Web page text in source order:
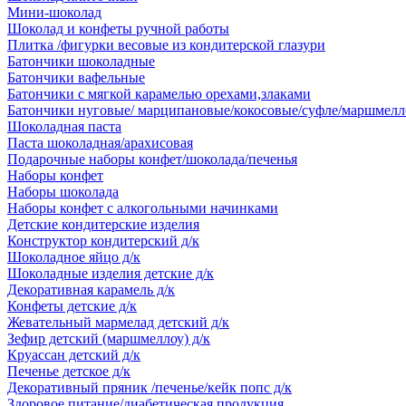
Мини-шоколад
Шоколад и конфеты ручной работы
Плитка /фигурки весовые из кондитерской глазури
Батончики шоколадные
Батончики вафельные
Батончики с мягкой карамелью орехами,злаками
Батончики нуговые/ марципановые/кокосовые/суфле/
Шоколадная паста
Паста шоколадная/арахисовая
Подарочные наборы конфет/шоколада/печенья
Наборы конфет
Наборы шоколада
Наборы конфет с алкогольными начинками
Детские кондитерские изделия
Конструктор кондитерский д/к
Шоколадное яйцо д/к
Шоколадные изделия детские д/к
Декоративная карамель д/к
Конфеты детские д/к
Жевательный мармелад детский д/к
Зефир детский (маршмеллоу) д/к
Круассан детский д/к
Печенье детское д/к
Декоративный пряник /печенье/кейк попс д/к